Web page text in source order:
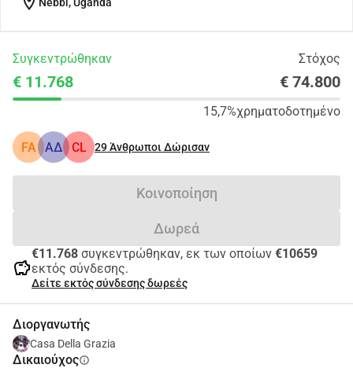
Συγκεντρώθηκαν Στόχος
€ 11.768 € 74.800
15,7%χρηματοδοτημένο
FA ΑΔ CL 29Άνθρωποι Δώρισαν
Κοινοποίηση
Δωρεά
savings
€11.768 συγκεντρώθηκαν, εκ των οποίων €10659
εκτός σύνδεσης.
Δείτε εκτός σύνδεσης δωρεές
Διοργανωτής
Casa Della Grazia
Δικαιούχοςinfo